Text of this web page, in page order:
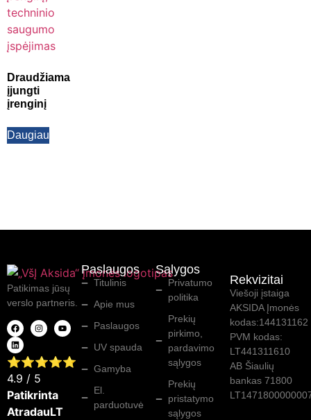
Draudžiama
įjungti
įrenginį
Daugiau
Patikimas jūsų
verslo partneris.
⭐⭐⭐⭐⭐
4.9 / 5
Patikrinta
AtradauLT
Paslaugos
Titulinis
Apie mus
Paslaugos
UV spauda
Gamyba
El.
parduotuvė
Sąlygos
Privatumo
politika
Prekių
pirkimo,
pardavimo
sąlygos
Prekių
pristatymo
sąlygos
Rekvizitai
Viešoji įstaiga
AKSIDA Įmonės
kodas:144131162
PVM kodas:
LT441311610
AB Šiaulių
bankas 71800